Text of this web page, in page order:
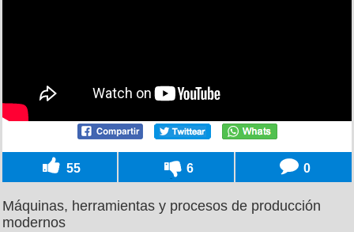
55 6 0
Máquinas, herramientas y procesos de producción
modernos